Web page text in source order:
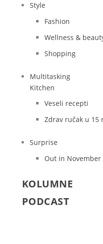
Style
Fashion
Wellness &
Shopping
Multitasking
Kitchen
Veseli recepti
Zdrav ručak u 15
Surprise
Out in November
KOLUMNE
PODCAST